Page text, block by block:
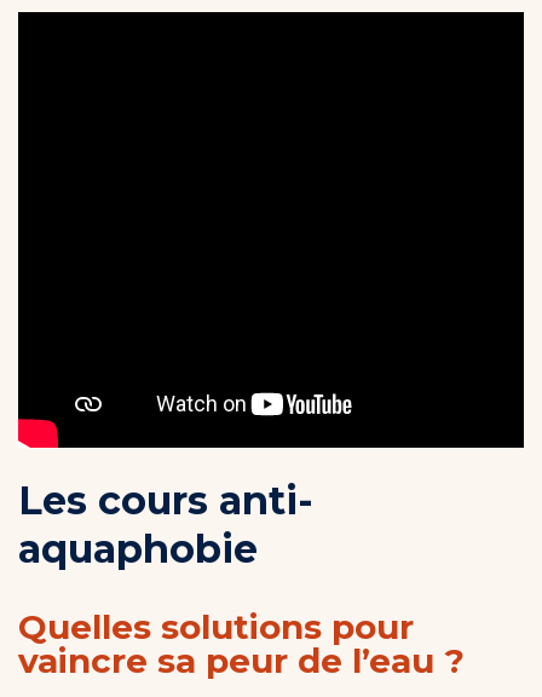
Les cours anti-
aquaphobie
Quelles solutions pour
vaincre sa peur de l’eau ?